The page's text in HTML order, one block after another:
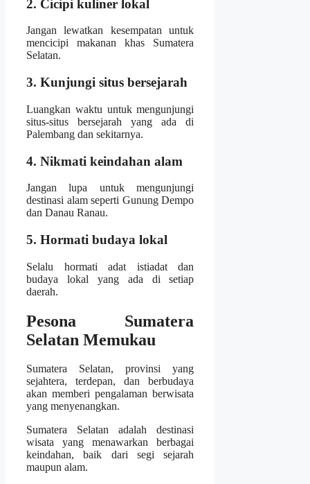
2. Cicipi kuliner lokal
Jangan lewatkan kesempatan untuk
mencicipi makanan khas Sumatera
Selatan.
3. Kunjungi situs bersejarah
Luangkan waktu untuk mengunjungi
situs-situs bersejarah yang ada di
Palembang dan sekitarnya.
4. Nikmati keindahan alam
Jangan lupa untuk mengunjungi
destinasi alam seperti Gunung Dempo
dan Danau Ranau.
5. Hormati budaya lokal
Selalu hormati adat istiadat dan
budaya lokal yang ada di setiap
daerah.
Pesona Sumatera
Selatan Memukau
Sumatera Selatan, provinsi yang
sejahtera, terdepan, dan berbudaya
akan memberi pengalaman berwisata
yang menyenangkan.
Sumatera Selatan adalah destinasi
wisata yang menawarkan berbagai
keindahan, baik dari segi sejarah
maupun alam.